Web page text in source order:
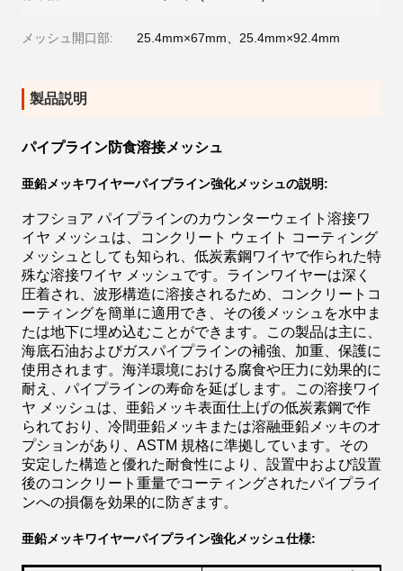
メッシュ開口部: 25.4mm×67mm、25.4mm×92.4mm
製品説明
パイプライン防食溶接メッシュ
亜鉛メッキワイヤーパイプライン強化メッシュの説明:
オフショア パイプラインのカウンターウェイト溶接ワ
イヤ メッシュは、コンクリート ウェイト コーティング
メッシュとしても知られ、低炭素鋼ワイヤで作られた特
殊な溶接ワイヤ メッシュです。ラインワイヤーは深く
圧着され、波形構造に溶接されるため、コンクリートコ
ーティングを簡単に適用でき、その後メッシュを水中ま
たは地下に埋め込むことができます。この製品は主に、
海底石油およびガスパイプラインの補強、加重、保護に
使用されます。海洋環境における腐食や圧力に効果的に
耐え、パイプラインの寿命を延ばします。この溶接ワイ
ヤ メッシュは、亜鉛メッキ表面仕上げの低炭素鋼で作
られており、冷間亜鉛メッキまたは溶融亜鉛メッキのオ
プションがあり、ASTM 規格に準拠しています。その
安定した構造と優れた耐食性により、設置中および設置
後のコンクリート重量でコーティングされたパイプライ
ンへの損傷を効果的に防ぎます。
亜鉛メッキワイヤーパイプライン強化メッシュ仕様: